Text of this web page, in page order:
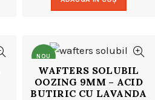
NOU
WAFTERS SOLUBIL
OOZING 9MM – ACID
BUTIRIC CU LAVANDA